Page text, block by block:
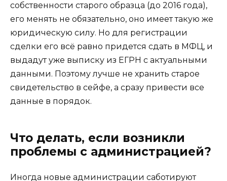
собственности старого образца (до 2016 года),
его менять не обязательно, оно имеет такую же
юридическую силу. Но для регистрации
сделки его всё равно придется сдать в МФЦ, и
выдадут уже выписку из ЕГРН с актуальными
данными. Поэтому лучше не хранить старое
свидетельство в сейфе, а сразу привести все
данные в порядок.
Что делать, если возникли
проблемы с администрацией?
Иногда новые администрации саботируют